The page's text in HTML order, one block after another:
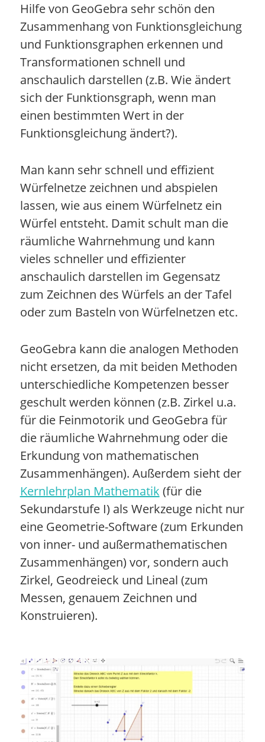
Hilfe von GeoGebra sehr schön den
Zusammenhang von Funktionsgleichung
und Funktionsgraphen erkennen und
Transformationen schnell und
anschaulich darstellen (z.B. Wie ändert
sich der Funktionsgraph, wenn man
einen bestimmten Wert in der
Funktionsgleichung ändert?).
Man kann sehr schnell und effizient
Würfelnetze zeichnen und abspielen
lassen, wie aus einem Würfelnetz ein
Würfel entsteht. Damit schult man die
räumliche Wahrnehmung und kann
vieles schneller und effizienter
anschaulich darstellen im Gegensatz
zum Zeichnen des Würfels an der Tafel
oder zum Basteln von Würfelnetzen etc.
GeoGebra kann die analogen Methoden
nicht ersetzen, da mit beiden Methoden
unterschiedliche Kompetenzen besser
geschult werden können (z.B. Zirkel u.a.
für die Feinmotorik und GeoGebra für
die räumliche Wahrnehmung oder die
Erkundung von mathematischen
Zusammenhängen). Außerdem sieht der
Kernlehrplan Mathematik (für die
Sekundarstufe I) als Werkzeuge nicht nur
eine Geometrie-Software (zum Erkunden
von inner- und außermathematischen
Zusammenhängen) vor, sondern auch
Zirkel, Geodreieck und Lineal (zum
Messen, genauem Zeichnen und
Konstruieren).